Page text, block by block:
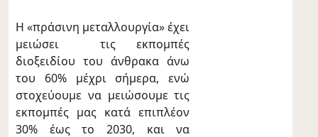
H «πράσινη μεταλλουργία» έχει
μειώσει τις εκπομπές
διοξειδίου του άνθρακα άνω
του 60% μέχρι σήμερα, ενώ
στοχεύουμε να μειώσουμε τις
εκπομπές μας κατά επιπλέον
30% έως το 2030, και να